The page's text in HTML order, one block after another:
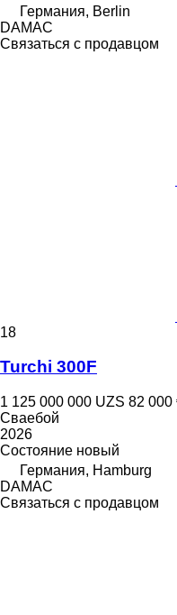
Германия, Berlin
DAMAC
Связаться с продавцом
18
Turchi 300F
1 125 000 000 UZS 82 000
Сваебой
2026
Состояние новый
Германия, Hamburg
DAMAC
Связаться с продавцом